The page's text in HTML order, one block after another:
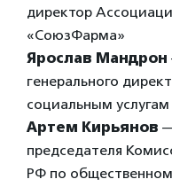
директор
«СоюзФарма»
Ярослав Мандрон
генерального
социальным
Артем Кирьянов
председателя
РФ по